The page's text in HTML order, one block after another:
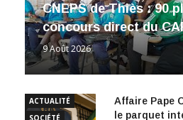
CNEPS de Thiès : 90
concours direct du
9 Août 2026
ACTUALITÉ
Affaire Pape
le parquet